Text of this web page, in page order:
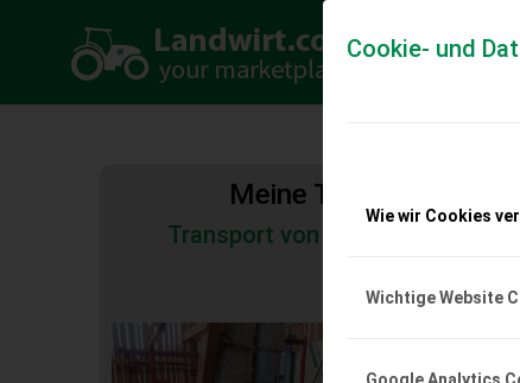
Cookie- und
Wie wir Cookies
Wichtige Website
Meine
Transport von Land- und